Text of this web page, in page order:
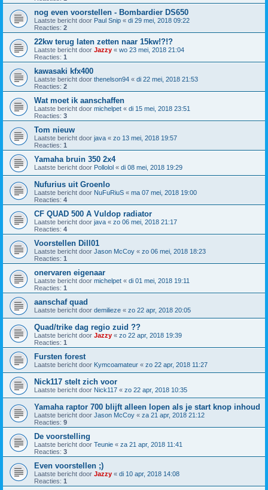
nog even voorstellen - Bombardier DS650
Laatste bericht door Paul Snip « di 29 mei, 2018 09:22
Reacties: 2
22kw terug laten zetten naar 15kw!?!?
Laatste bericht door Jazzy « wo 23 mei, 2018 21:04
Reacties: 1
kawasaki kfx400
Laatste bericht door thenelson94 « di 22 mei, 2018 21:53
Reacties: 2
Wat moet ik aanschaffen
Laatste bericht door michelpet « di 15 mei, 2018 23:51
Reacties: 3
Tom nieuw
Laatste bericht door java « zo 13 mei, 2018 19:57
Reacties: 1
Yamaha bruin 350 2x4
Laatste bericht door Pollolol « di 08 mei, 2018 19:29
Nufurius uit Groenlo
Laatste bericht door NuFuRiuS « ma 07 mei, 2018 19:00
Reacties: 4
CF QUAD 500 A Vuldop radiator
Laatste bericht door java « zo 06 mei, 2018 21:17
Reacties: 4
Voorstellen Dill01
Laatste bericht door Jason McCoy « zo 06 mei, 2018 18:23
Reacties: 1
onervaren eigenaar
Laatste bericht door michelpet « di 01 mei, 2018 19:11
Reacties: 1
aanschaf quad
Laatste bericht door demilieze « zo 22 apr, 2018 20:05
Quad/trike dag regio zuid ??
Laatste bericht door Jazzy « zo 22 apr, 2018 19:39
Reacties: 1
Fursten forest
Laatste bericht door Kymcoamateur « zo 22 apr, 2018 11:27
Nick117 stelt zich voor
Laatste bericht door Nick117 « zo 22 apr, 2018 10:35
Yamaha raptor 700 blijft alleen lopen als je start knop inhoud
Laatste bericht door Jason McCoy « za 21 apr, 2018 21:12
Reacties: 9
De voorstelling
Laatste bericht door Teunie « za 21 apr, 2018 11:41
Reacties: 3
Even voorstellen ;)
Laatste bericht door Jazzy « di 10 apr, 2018 14:08
Reacties: 1